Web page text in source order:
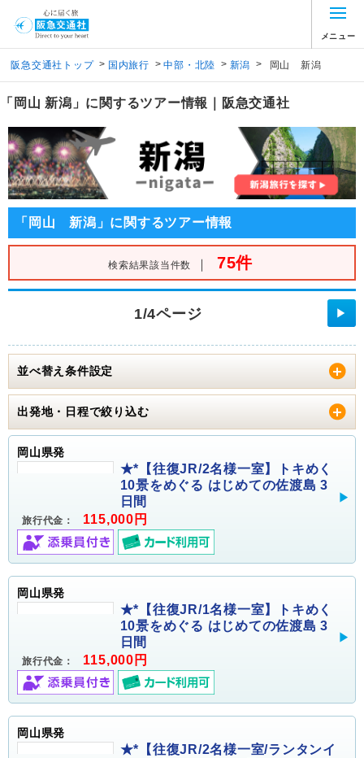
メニュー
阪急交通社トップ > 国内旅行 > 中部・北陸 > 新潟 > 岡山 新潟
「岡山 新潟」に関するツアー情報｜阪急交通社
「岡山 新潟」に関するツアー情報
検索結果該当件数 ｜ 75件
1/4ページ ▶
並べ替え条件設定
出発地・日程で絞り込む
岡山県発
★*【往復JR/2名様一室】トキめく
10景をめぐる はじめての佐渡島 3
日間
旅行代金： 115,000円
岡山県発
★*【往復JR/1名様一室】トキめく
10景をめぐる はじめての佐渡島 3
日間
旅行代金： 115,000円
岡山県発
★*【往復JR/2名様一室/ランタンイ